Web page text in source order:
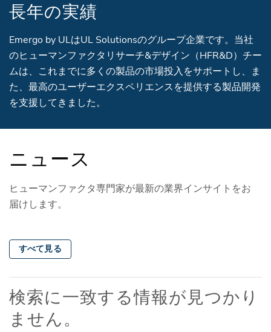
長年の実績
Emergo by ULはUL Solutionsのグループ企業です。当社
のヒューマンファクタリサーチ&デザイン（HFR&D）チー
ムは、これまでに多くの製品の市場投入をサポートし、ま
た、最高のユーザーエクスペリエンスを提供する製品開発
を支援してきました。
ニュース
ヒューマンファクタ専門家が最新の業界インサイトをお
届けします。
すべて見る
検索に一致する情報が見つかり
ません。